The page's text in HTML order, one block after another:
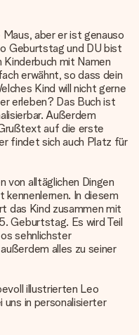
aber er ist genauso
Geburtstag und DU bist
Kinderbuch mit Namen
erwähnt, so dass dein
Kind will nicht gerne
erleben? Das Buch ist
Außerdem
auf die erste
findet sich auch Platz für
von alltäglichen Dingen
kennenlernen. In diesem
das Kind zusammen mit
Geburtstag. Es wird Teil
sehnlichster
alles zu seiner
illustrierten Leo
uns in personalisierter